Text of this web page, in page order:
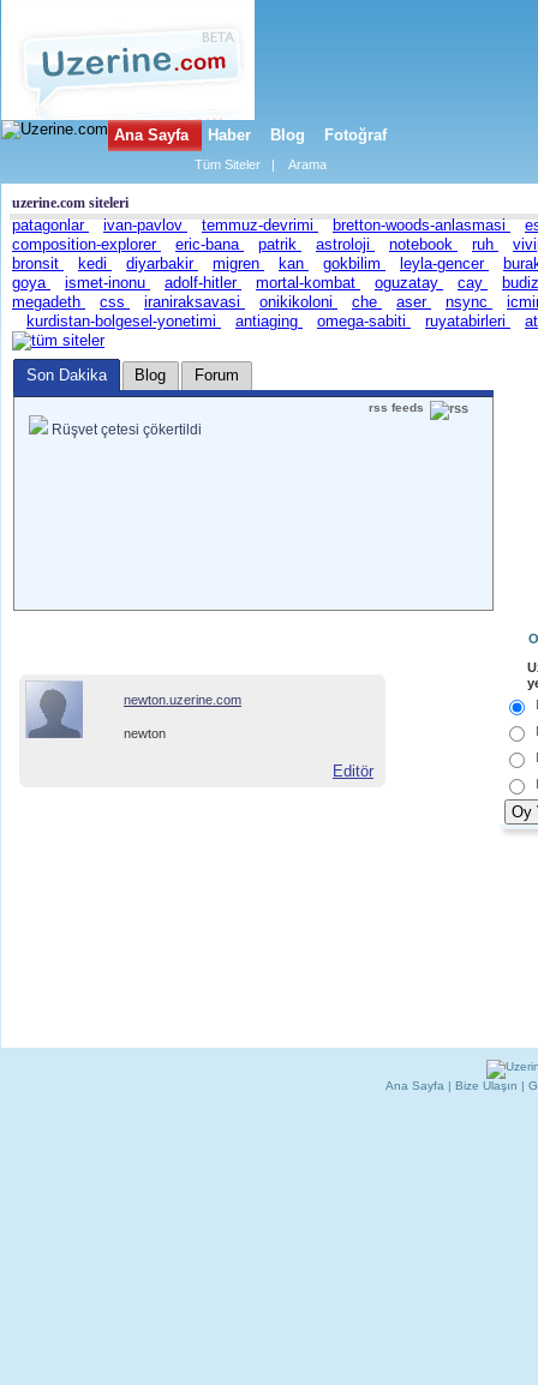
Ana Sayfa Haber Blog Fotoğraf
Tüm Siteler | Arama
uzerine.com siteleri
patagonlar ivan-pavlov temmuz-devrimi bretton-woods-anlasmasi
composition-explorer
eric-bana patrik astroloji notebook ruh
bronsit
kedi diyarbakir migren kan gokbilim leyla-gencer
goya
ismet-inonu adolf-hitler mortal-kombat oguzatay cay
megadeth
css iraniraksavasi onikikoloni che aser nsync
kurdistan-bolgesel-yonetimi
antiaging omega-sabiti ruyatabirleri
Son Dakika Blog Forum
rss feeds
Rüşvet çetesi çökertildi
newton.uzerine.com
newton
Editör
Ana Sayfa | Bize Ulaşın |